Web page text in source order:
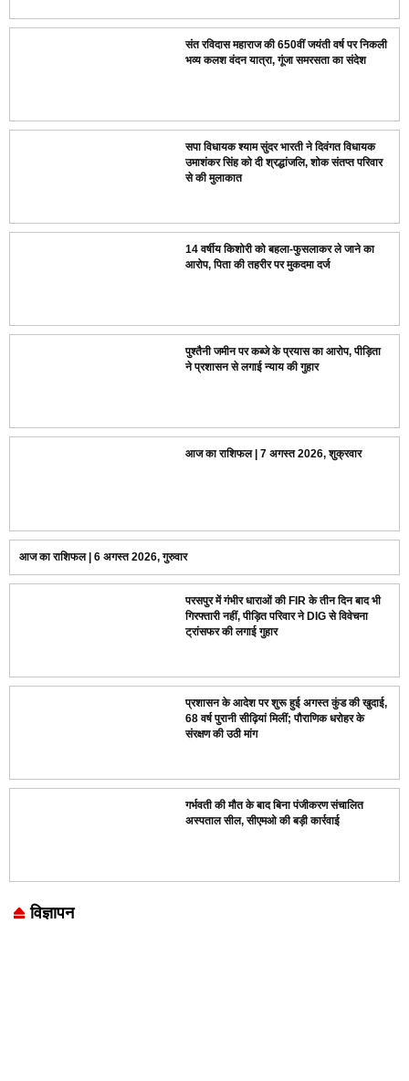
संत रविदास महाराज की 650वीं जयंती वर्ष पर निकली
भव्य कलश वंदन यात्रा, गूंजा समरसता का संदेश
सपा विधायक श्याम सुंदर भारती ने दिवंगत विधायक
उमाशंकर सिंह को दी श्रद्धांजलि, शोक संतप्त परिवार
से की मुलाकात
14 वर्षीय किशोरी को बहला-फुसलाकर ले जाने का
आरोप, पिता की तहरीर पर मुकदमा दर्ज
पुश्तैनी जमीन पर कब्जे के प्रयास का आरोप, पीड़िता
ने प्रशासन से लगाई न्याय की गुहार
आज का राशिफल | 7 अगस्त 2026, शुक्रवार
आज का राशिफल | 6 अगस्त 2026, गुरुवार
परसपुर में गंभीर धाराओं की FIR के तीन दिन बाद भी
गिरफ्तारी नहीं, पीड़ित परिवार ने DIG से विवेचना
ट्रांसफर की लगाई गुहार
प्रशासन के आदेश पर शुरू हुई अगस्त कुंड की खुदाई,
68 वर्ष पुरानी सीढ़ियां मिलीं; पौराणिक धरोहर के
संरक्षण की उठी मांग
गर्भवती की मौत के बाद बिना पंजीकरण संचालित
अस्पताल सील, सीएमओ की बड़ी कार्रवाई
विज्ञापन